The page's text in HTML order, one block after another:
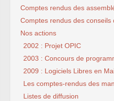
Comptes rendus des
Comptes rendus des conseils
Nos actions
2002 : Projet OPIC
2003 : Concours de
2009 : Logiciels Libres en
Les comptes-rendus des
Listes de diffusion